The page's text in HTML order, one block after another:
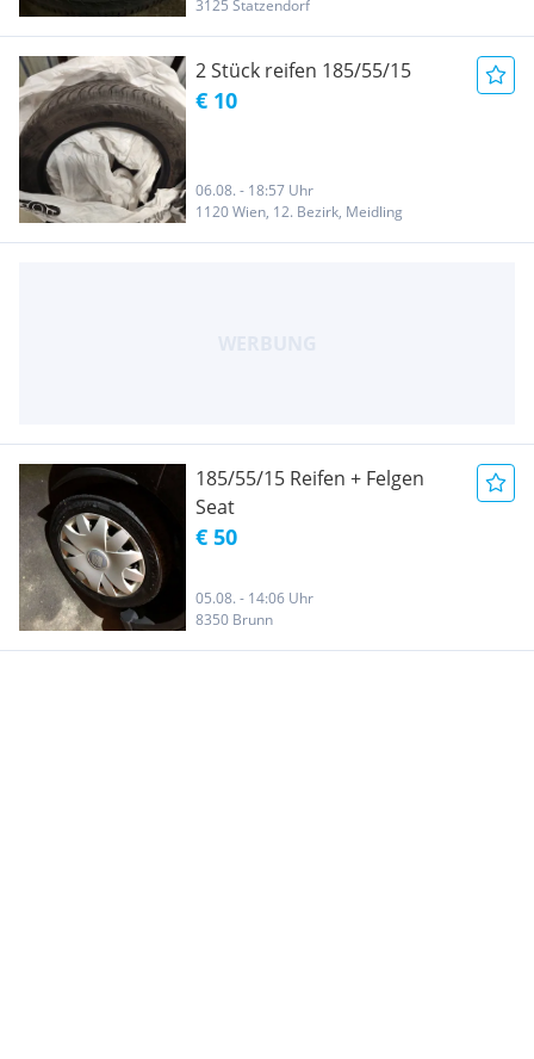
3125 Statzendorf
2 Stück reifen 185/55/15
€ 10
06.08. - 18:57 Uhr
1120 Wien, 12. Bezirk, Meidling
185/55/15 Reifen + Felgen
Seat
€ 50
05.08. - 14:06 Uhr
8350 Brunn